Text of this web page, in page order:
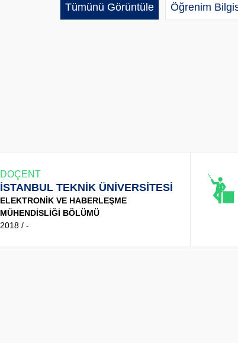
Tümünü Görüntüle Öğrenim
DOÇENT
İSTANBUL TEKNİK ÜNİVERSİTESİ
ELEKTRONİK VE HABERLEŞME
MÜHENDİSLİĞİ BÖLÜMÜ
2018 / -